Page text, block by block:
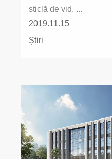
sticlă de vid. ...
2019.11.15
Știri